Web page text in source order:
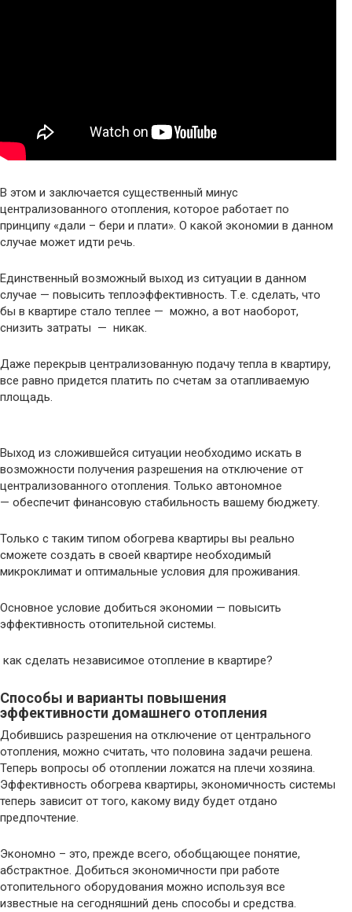
В этом и заключается существенный минус
централизованного отопления, которое работает по
принципу «дали – бери и плати». О какой экономии в данном
случае может идти речь.
Единственный возможный выход из ситуации в данном
случае — повысить теплоэффективность. Т.е. сделать, что
бы в квартире стало теплее — можно, а вот наоборот,
снизить затраты — никак.
Даже перекрыв централизованную подачу тепла в квартиру,
все равно придется платить по счетам за отапливаемую
площадь.
Выход из сложившейся ситуации необходимо искать в
возможности получения разрешения на отключение от
централизованного отопления. Только автономное
— обеспечит финансовую стабильность вашему бюджету.
Только с таким типом обогрева квартиры вы реально
сможете создать в своей квартире необходимый
микроклимат и оптимальные условия для проживания.
Основное условие добиться экономии — повысить
эффективность отопительной системы.
как сделать независимое отопление в квартире?
Способы и варианты повышения
эффективности домашнего отопления
Добившись разрешения на отключение от центрального
отопления, можно считать, что половина задачи решена.
Теперь вопросы об отоплении ложатся на плечи хозяина.
Эффективность обогрева квартиры, экономичность системы
теперь зависит от того, какому виду будет отдано
предпочтение.
Экономно – это, прежде всего, обобщающее понятие,
абстрактное. Добиться экономичности при работе
отопительного оборудования можно используя все
известные на сегодняшний день способы и средства.